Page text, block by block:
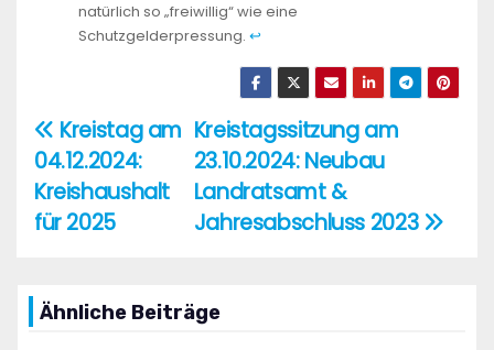
natürlich so „freiwillig“ wie eine
Schutzgelderpressung. ↩︎
Beitragsnavigation
Kreistagssitzung am
23.10.2024: Neubau
Landratsamt &
Jahresabschluss 2023
Kreistag am
04.12.2024:
Kreishaushalt
für 2025
Ähnliche Beiträge